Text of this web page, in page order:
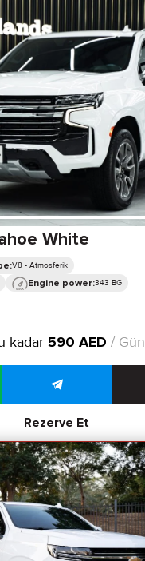
White
V8 - Atmosferik
Engine power:343 BG
kadar 590 AED / Gün
Rezerve Et